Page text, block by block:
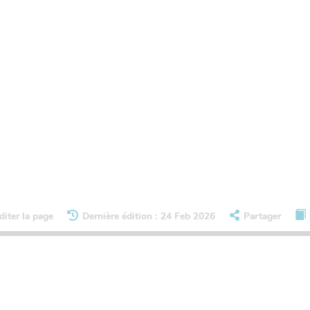
la page Dernière édition : 24 Feb 2026 Partager